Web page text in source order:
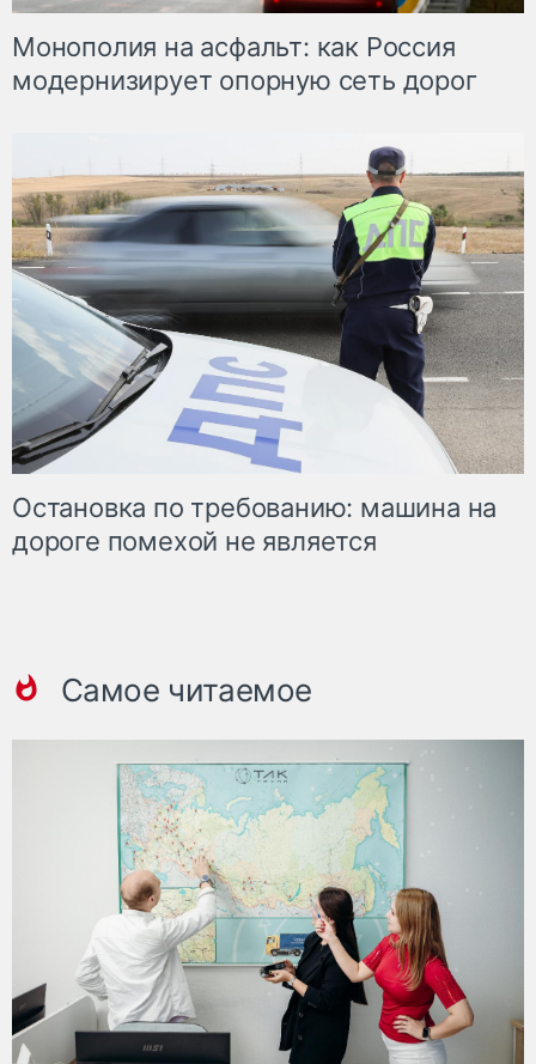
Монополия на асфальт: как Россия
модернизирует опорную сеть дорог
Остановка по требованию: машина на
дороге помехой не является
Самое читаемое